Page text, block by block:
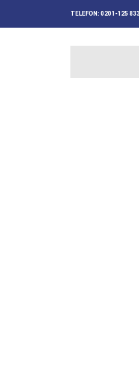
TELEFON: 0201-125